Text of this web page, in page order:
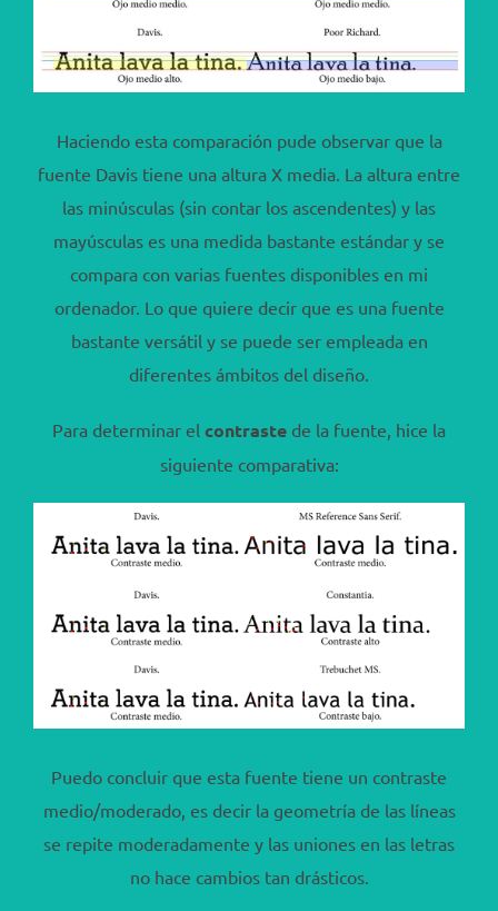
Haciendo esta comparación pude observar que la
fuente Davis tiene una altura X media. La altura entre
las minúsculas (sin contar los ascendentes) y las
mayúsculas es una medida bastante estándar y se
compara con varias fuentes disponibles en mi
ordenador. Lo que quiere decir que es una fuente
bastante versátil y se puede ser empleada en
diferentes ámbitos del diseño.
Para determinar el contraste de la fuente, hice la
siguiente comparativa:
Puedo concluir que esta fuente tiene un contraste
medio/moderado, es decir la geometría de las líneas
se repite moderadamente y las uniones en las letras
no hace cambios tan drásticos.